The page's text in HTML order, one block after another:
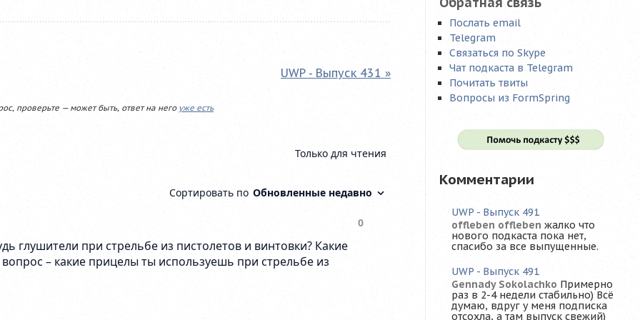
UWP - Выпуск 431 »
проверьте — может быть, ответ на него уже есть
Послать email
Telegram
Связаться по Skype
Чат подкаста в Telegram
Почитать твиты
Вопросы из FormSpring
Комментарии
UWP - Выпуск 491
offleben offleben жалко что
нового подкаста пока нет,
спасибо за все выпущенные.
UWP - Выпуск 491
Gennady Sokolachko Примерно
раз в 2-4 недели стабильно) Всё
думаю, вдруг у меня подписка
отсохла, а там выпуск свежий)